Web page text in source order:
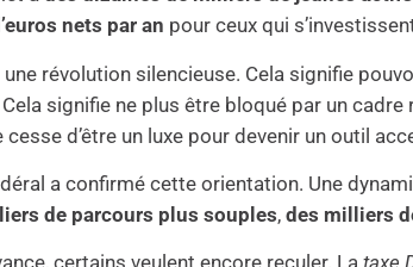
nets par an pour ceux qui
une révolution silencieuse. Cela signifie
signifie ne plus être bloqué par un cadre
d’être un luxe pour devenir un outil
a confirmé cette orientation. Une
de parcours plus souples,des milliers